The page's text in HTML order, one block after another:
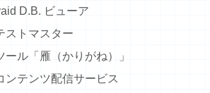
D.B. ビューア
ストマスター
ール「雁（かりがね）」
ンテンツ配信サービス